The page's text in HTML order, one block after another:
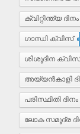
ക്വിറ്റിന്ത്യ
ഗാന്ധി ക്വിസ്
ശിശുദിന ക്വിസ്
അയ്യൻ‌കാളി
പരിസ്ഥിതി
ലോക സമുദ്ര